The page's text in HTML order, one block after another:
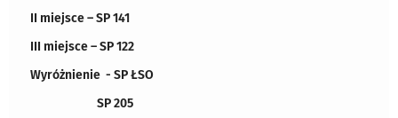
II miejsce – SP 141
III miejsce – SP 122
Wyróżnienie - SP ŁSO
SP 205